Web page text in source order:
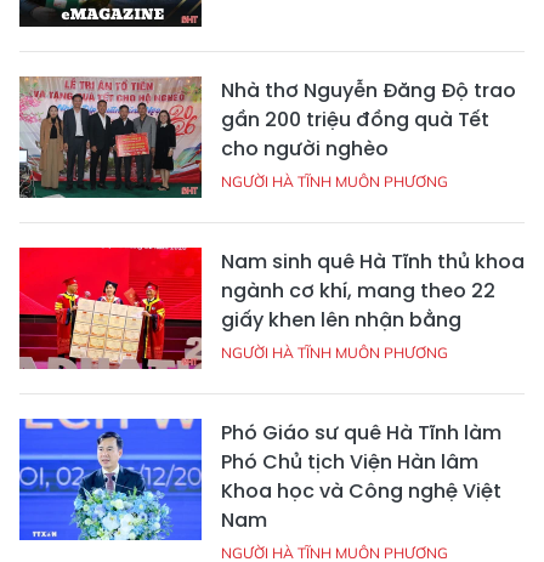
Nhà thơ Nguyễn Đăng Độ trao
gần 200 triệu đồng quà Tết
cho người nghèo
NGƯỜI HÀ TĨNH MUÔN PHƯƠNG
Nam sinh quê Hà Tĩnh thủ khoa
ngành cơ khí, mang theo 22
giấy khen lên nhận bằng
NGƯỜI HÀ TĨNH MUÔN PHƯƠNG
Phó Giáo sư quê Hà Tĩnh làm
Phó Chủ tịch Viện Hàn lâm
Khoa học và Công nghệ Việt
Nam
NGƯỜI HÀ TĨNH MUÔN PHƯƠNG